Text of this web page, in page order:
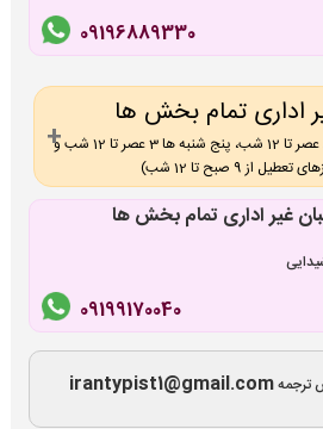
09196889330
اداری تمام بخش ها
ساعات غیر اداری (همه روزه 6 عصر تا 12 شب، پنج شنبه ها 3 عصر تا 12 شب و
از 9 صبح تا 12 شب)
غیر اداری تمام بخش ها
09199170040
ترجمهirantypist1@gmail.com